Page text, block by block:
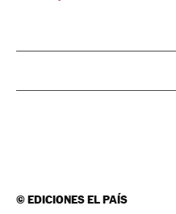
©EDICIONES EL PAÍS